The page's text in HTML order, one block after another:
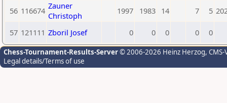
56 116674 Zauner
Christoph
1997 1983 14 7 5
57 121111 Zboril Josef 0 0 0 0 0
Chess-Tournament-Results-Server© 2006-2026 Heinz Herzog,
Legal details/Terms of use